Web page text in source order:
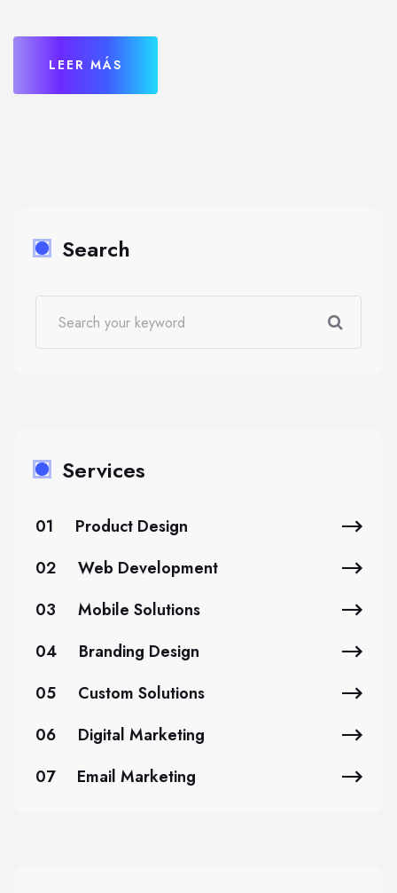
LEER MÁS
Search
Services
01
Product Design
02
Web Development
03
Mobile Solutions
04
Branding Design
05
Custom Solutions
06
Digital Marketing
07
Email Marketing